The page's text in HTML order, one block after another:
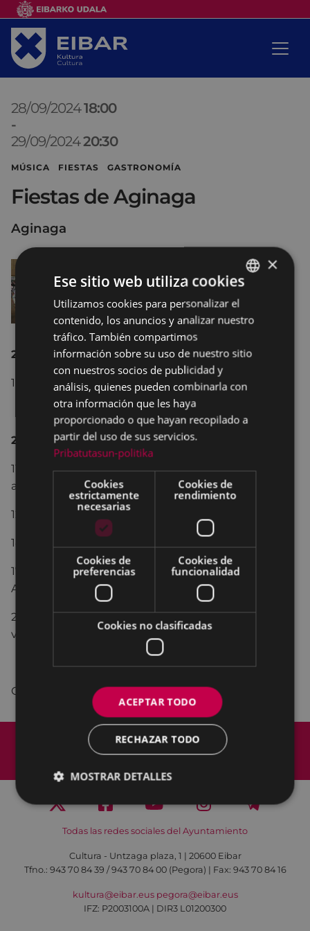
28/09/202418:00
-
29/09/202420:30
MÚSICA FIESTAS GASTRONOMÍA
Fiestas de Aginaga
Aginaga
28 de septiembre, víspera de San Miguel
18:00.- volteo de campanas.
29 de septiembre, día de San Miguel
11:00.- misa mayor con la Coral Sostoa seguida de la
actuación de la banda de txistularis Usartza.
12:00.- piscolabis y juegos infantiles.
14:30.- Paellada popular.
17:00.- Romería, amenizada por el grupo Joselu
Anaiak .
20:00.- Sorteo de una carretilla llena de género,
valorada en 400 euros.
Organiza: Agiña Elkartea
Mapa del Sitio
Aviso legal
Política de cookies
Contacto
Accesibilidad
Todas las redes sociales del Ayuntamiento
Cultura - Untzaga plaza, 1 | 20600 Eibar
Tfno.: 943 70 84 39 / 943 70 84 00 (Pegora) | Fax: 943 70 84 16
kultura@eibar.eus pegora@eibar.eus
IFZ: P2003100A | DIR3 L01200300
BASQUE
SPANISH
×
Ese sitio web utiliza cookies
Utilizamos cookies para personalizar el
contenido, los anuncios y analizar nuestro
tráfico. También compartimos
información sobre su uso de nuestro sitio
con nuestros socios de publicidad y
análisis, quienes pueden combinarla con
otra información que les haya
proporcionado o que hayan recopilado a
partir del uso de sus servicios.
Pribatutasun-politika
Cookies
estrictamente
necesarias
Cookies de
rendimiento
Cookies de
preferencias
Cookies de
funcionalidad
Cookies no clasificadas
ACEPTAR TODO
RECHAZAR TODO
MOSTRAR DETALLES